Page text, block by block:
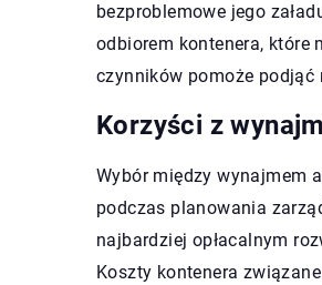
bezproblemowe jego
odbiorem kontenera,
czynników pomoże podjąć
Korzyści z
Wybór między wynajmem
podczas planowania
najbardziej opłacalnym
Koszty kontenera